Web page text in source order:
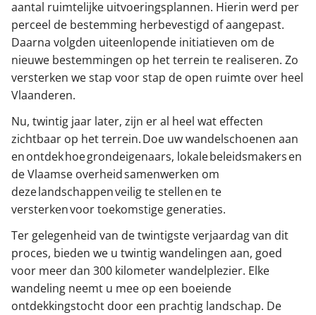
aantal ruimtelijke uitvoeringsplannen. Hierin werd per
perceel de bestemming herbevestigd of aangepast.
Daarna volgden uiteenlopende initiatieven om de
nieuwe bestemmingen op het terrein te realiseren. Zo
versterken we stap voor stap de open ruimte over heel
Vlaanderen.
Nu, twintig jaar later, zijn er al heel wat effecten
zichtbaar op het terrein. Doe uw wandelschoenen aan
en ontdek hoe grondeigenaars, lokale beleidsmakers en
de Vlaamse overheid samenwerken om
deze landschappen veilig te stellen en te
versterken voor toekomstige generaties.
Ter gelegenheid van de twintigste verjaardag van dit
proces, bieden we u twintig wandelingen aan, goed
voor meer dan 300 kilometer wandelplezier. Elke
wandeling neemt u mee op een boeiende
ontdekkingstocht door een prachtig landschap. De